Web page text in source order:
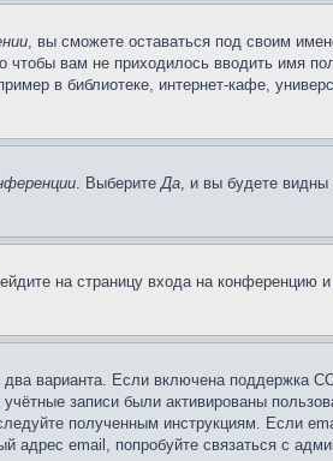
, вы сможете оставаться под своим
чтобы вам не приходилось вводить имя
в библиотеке, интернет-кафе,
. ВыберитеДа, и вы будете
на страницу входа на конференцию
варианта. Если включена поддержка
записи были активированы
полученным инструкциям. Если
email, попробуйте связаться с